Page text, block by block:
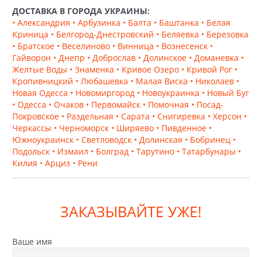
создавать выразительные акцентные композиции,
адаптированные под архитектуру и масштаб конкретного
объекта в Днепре.
ANYFEM®: аргументы в
пользу сертифицированного
качества
Брусчатка и плитка «Енифем» адаптированы под задачи
масштабного профессионального строительства и
соответствуют жестким критериям тех, кто планирует
купить тротуарную плитку в Днепре для долгосрочной
эксплуатации.
Соответствие государственным стандартам.
продукция сертифицирована по ДСТУ и проходит
гарантирует стабильность характеристик
независимо от объема партии — будь то частный
ДОСТАВКА В ГОРОДА УКРАИНЫ:
• Александрия • Арбузинка • Балта • Баштанка • Белая
Криница • Белгород-Днестровский • Беляевка • Березовка
• Братское • Веселиново • Винница • Вознесенск •
Гайворон • Днепр • Доброслав • Долинское • Доманевка •
Желтые Воды • Знаменка • Кривое Озеро • Кривой Рог •
Кропивницкий • Любашевка • Малая Виска • Николаев •
Новая Одесса • Новомиргород • Новоукраинка • Новый Буг
• Одесса • Очаков • Первомайск • Помочная • Посад-
Покровское • Раздельная • Сарата • Снигиревка • Херсон •
Черкассы • Черноморск • Ширяево • Пивденное •
Южноукраинск • Светловодск • Долинская • Бобринец •
Подольск • Измаил • Болград • Тарутино • Татарбунары •
Килия • Арциз • Рени
ЗАКАЗЫВАЙТЕ УЖЕ!
Ваше имя